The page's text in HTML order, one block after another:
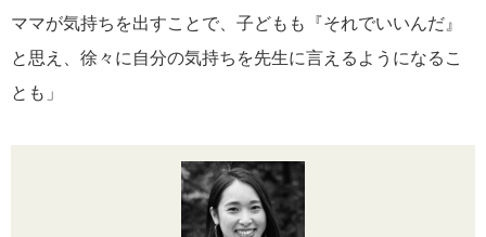
ママが気持ちを出すことで、子どもも『それでいいんだ』
と思え、徐々に自分の気持ちを先生に言えるようになるこ
とも」